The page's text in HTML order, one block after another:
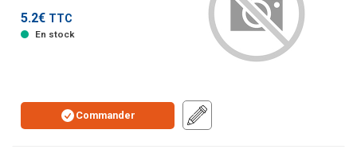
5.2€ TTC
En stock
Commander